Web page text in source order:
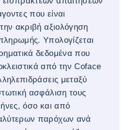
που είναι
ακριβή αξιολόγηση
Υπολογίζεται
δεδομένα που
από την Coface
μεταξύ
ασφάλιση τους
όσο και από
παρόχων ανά